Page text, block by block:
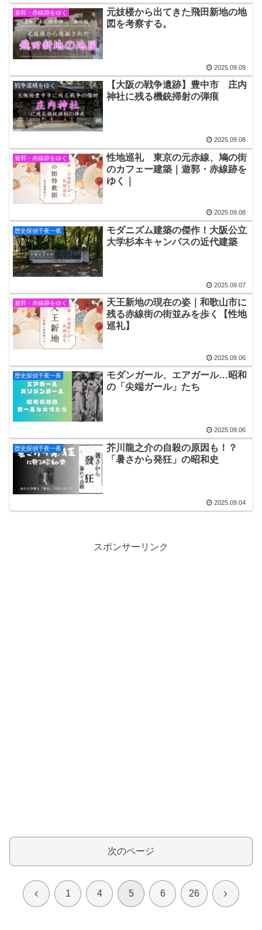
遊郭・赤線跡をゆく
元妓楼から出てきた飛田新地の地
図を考察する。
2025.09.09
戦争遺構をゆく
【大阪の戦争遺跡】豊中市 庄内
神社に残る機銃掃射の弾痕
2025.09.08
遊郭・赤線跡をゆく
性地巡礼 東京の元赤線、鳩の街
のカフェー建築｜遊郭・赤線跡を
ゆく｜
2025.09.08
歴史探偵千夜一夜
モダニズム建築の傑作！大阪公立
大学杉本キャンパスの近代建築
2025.09.07
遊郭・赤線跡をゆく
天王新地の現在の姿｜和歌山市に
残る赤線街の街並みを歩く【性地
巡礼】
2025.09.06
歴史探偵千夜一夜
モダンガール、エアガール…昭和
の「尖端ガール」たち
2025.09.06
歴史探偵千夜一夜
芥川龍之介の自殺の原因も！？
「暑さから発狂」の昭和史
2025.09.04
スポンサーリンク
次のページ
前 1 4 5 6 26 次